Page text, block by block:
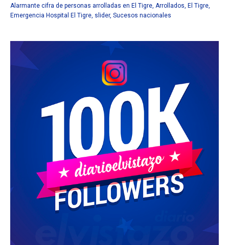
Alarmante cifra de personas arrolladas en El Tigre, Arrollados, El Tigre,
Emergencia Hospital El Tigre, slider, Sucesos nacionales